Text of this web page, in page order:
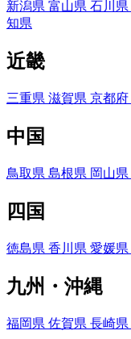
新潟県 富山県 石川県
知県
近畿
三重県 滋賀県 京都府
中国
鳥取県 島根県 岡山県
四国
徳島県 香川県 愛媛県
九州・沖縄
福岡県 佐賀県 長崎県